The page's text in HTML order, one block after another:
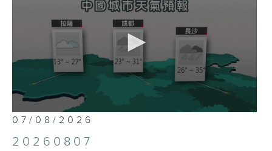
0
seconds
of
24
07/08/2026
20260807